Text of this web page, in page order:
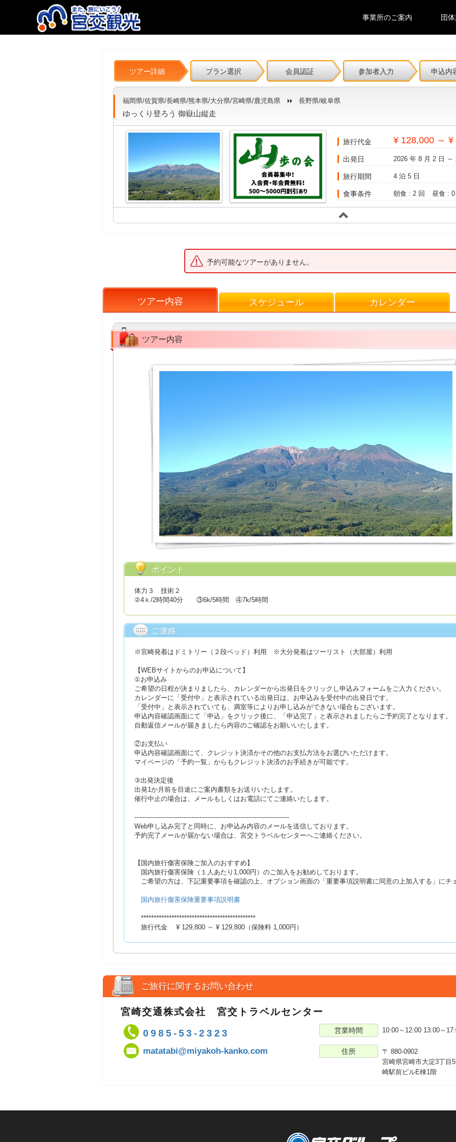
事業所のご案内 団
ツアー詳細 プラン選択 会員認証 参加者入力 申込内
福岡県/佐賀県/長崎県/熊本県/大分県/宮崎県/鹿児島県 長野県/岐阜県
ゆっくり登ろう 御嶽山縦走
旅行代金 ¥ 128,000 ～ ¥
出発日 2026 年 8 月 2 日 ～
旅行期間 4 泊 5 日
食事条件 朝食 : 2 回 昼食 : 0
予約可能なツアーがありません。
ツアー内容 スケジュール カレンダー
ツアー内容
ポイント
体力３ 技術２
②4ｋ/2時間40分 ③6k/5時間 ④7k/5時間
ご連絡
※宮崎発着はドミトリー（２段ベッド）利用 ※大分発着はツーリスト（大部屋）利用
【WEBサイトからのお申込について】
①お申込み
ご希望の日程が決まりましたら、カレンダーから出発日をクリックし申込みフォームをご入力ください。
カレンダーに「受付中」と表示されている出発日は、お申込みを受付中の出発日です。
「受付中」と表示されていても、満室等によりお申し込みができない場合もございます。
申込内容確認画面にて「申込」をクリック後に、「申込完了」と表示されましたらご予約完了となります。
自動返信メールが届きましたら内容のご確認をお願いいたします。
②お支払い
申込内容確認画面にて、クレジット決済かその他のお支払方法をお選びいただけます。
マイページの「予約一覧」からもクレジット決済のお手続きが可能です。
③出発決定後
出発1か月前を目途にご案内書類をお送りいたします。
催行中止の場合は、メールもしくはお電話にてご連絡いたします。
----------------------------------------------------------------------------
Web申し込み完了と同時に、お申込み内容のメールを送信しております。
予約完了メールが届かない場合は、宮交トラベルセンターへご連絡ください。
【国内旅行傷害保険ご加入のおすすめ】
国内旅行傷害保険（１人あたり1,000円）のご加入をお勧めしております。
ご希望の方は、下記重要事項を確認の上、オプション画面の「重要事項説明書に同意の上加入する」にチ
国内旅行傷害保険重要事項説明書
*********************************************
旅行代金 ¥ 129,800 ～ ¥ 129,800（保険料 1,000円）
ご旅行に関するお問い合わせ
宮崎交通株式会社 宮交トラベルセンター
0985-53-2323
営業時間 10:00～12:00 13:00～
matatabi@miyakoh-kanko.com 住所
〒 880-0902
宮崎県宮崎市大淀3丁
崎駅前ビルE棟1階